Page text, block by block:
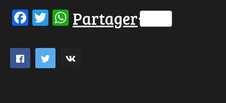
Facebook
Twitter
WhatsApp
Partager